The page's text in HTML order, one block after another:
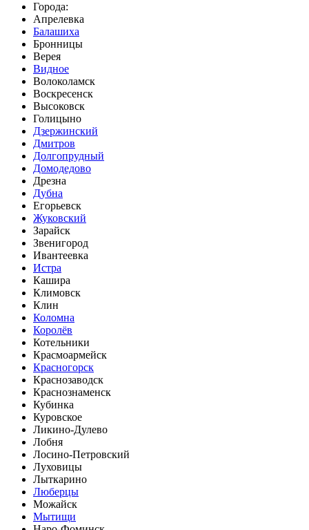
Города:
Апрелевка
Балашиха
Бронницы
Верея
Видное
Волоколамск
Воскресенск
Высоковск
Голицыно
Дзержинский
Дмитров
Долгопрудный
Домодедово
Дрезна
Дубна
Егорьевск
Жуковский
Зарайск
Звенигород
Ивантеевка
Истра
Кашира
Климовск
Клин
Коломна
Королёв
Котельники
Красмоармейск
Красногорск
Краснозаводск
Краснознаменск
Кубинка
Куровское
Ликино-Дулево
Лобня
Лосино-Петровский
Луховицы
Лыткарино
Люберцы
Можайск
Мытищи